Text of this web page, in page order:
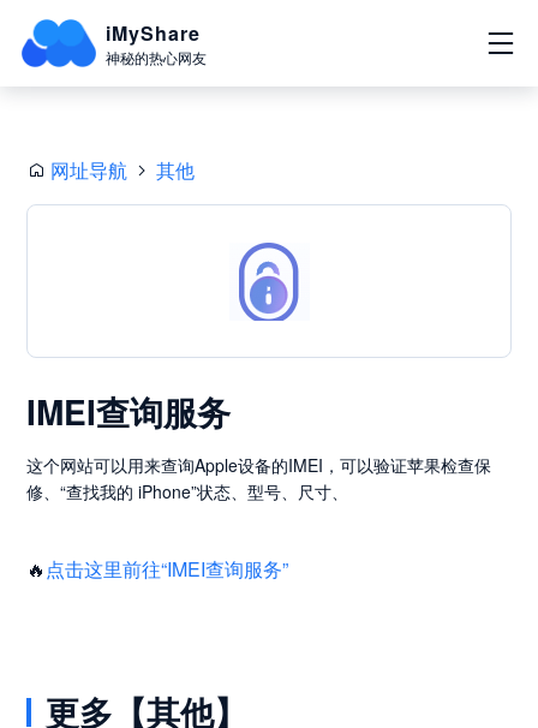
iMyShare
神秘的热心网友
网址导航 其他
IMEI查询服务
这个网站可以用来查询Apple设备的IMEI，可以验证苹果检查保
修、“查找我的 iPhone”状态、型号、尺寸、
🔥 点击这里前往“IMEI查询服务”
更多【其他】